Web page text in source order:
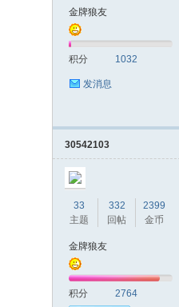
金牌狼友
积分 1032
发消息
30542103
33
主题
332
回帖
2399
金币
金牌狼友
积分 2764